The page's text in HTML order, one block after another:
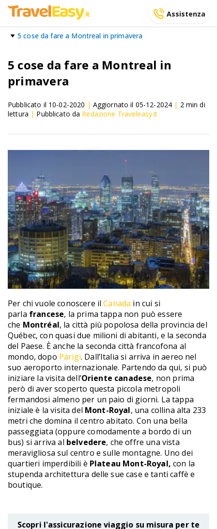
Assistenza
5 cose da fare a Montreal in primavera
5 cose da fare a Montreal in
primavera
Pubblicato il 10-02-2020 | Aggiornato il 05-12-2024 | 2min di
lettura | Pubblicato da Redazione Traveleasy.it
Per chi vuole conoscere ilCanada in cui si
parla francese, la prima tappa non può essere
che Montréal, la città più popolosa della provincia del
Québec, con quasi due milioni di abitanti, e la seconda
del Paese. È anche la seconda città francofona al
mondo, dopo Parigi. Dall’Italia si arriva in aereo nel
suo aeroporto internazionale. Partendo da qui, si può
iniziare la visita dell’Oriente canadese, non prima
però di aver scoperto questa piccola metropoli
fermandosi almeno per un paio di giorni. La tappa
iniziale è la visita del Mont-Royal, una collina alta 233
metri che domina il centro abitato. Con una bella
passeggiata (oppure comodamente a bordo di un
bus) si arriva al belvedere, che offre una vista
meravigliosa sul centro e sulle montagne. Uno dei
quartieri imperdibili è Plateau Mont-Royal, con la
stupenda architettura delle sue case e tanti caffè e
boutique.
Scopri l'assicurazione viaggio su misura per te